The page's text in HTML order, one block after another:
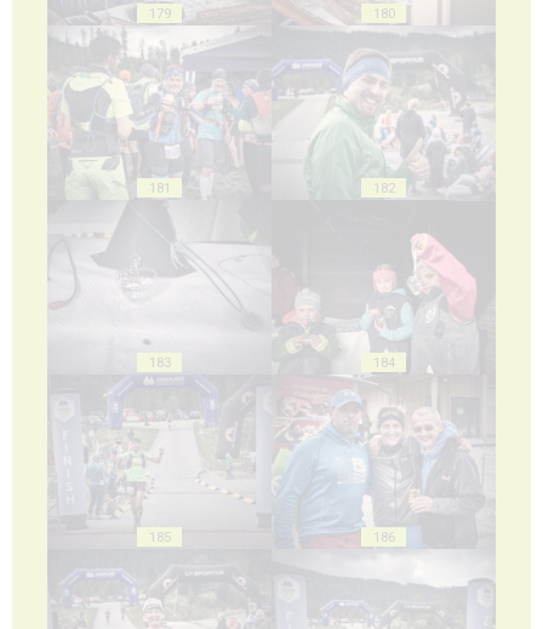
179 180
181 182
183 184
185 186